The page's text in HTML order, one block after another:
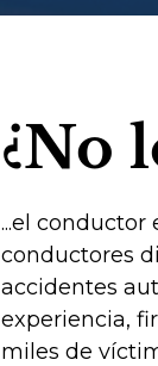
¿No
...el
conductores
accidentes
experiencia,
miles de